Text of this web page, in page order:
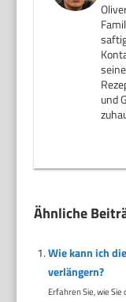
und
Ähnliche
Wie kann ich
verlängern?
Erfahren Sie, wie